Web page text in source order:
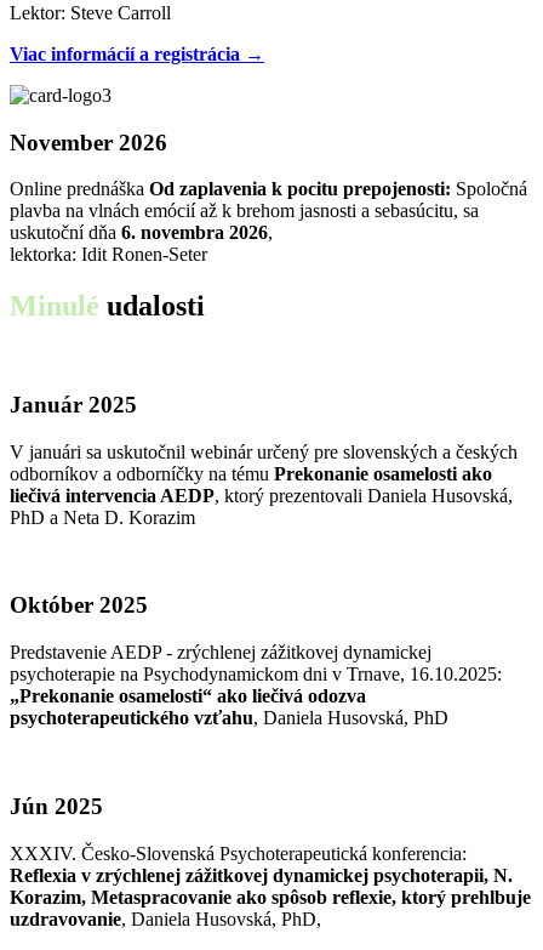
Lektor: Steve Carroll
Viac informácií a registrácia →
November 2026
Online prednáška Od zaplavenia k pocitu prepojenosti: Spoločná
plavba na vlnách emócií až k brehom jasnosti a sebasúcitu, sa
uskutoční dňa 6. novembra 2026,
lektorka: Idit Ronen-Seter
Minulé udalosti
Január 2025
V januári sa uskutočnil webinár určený pre slovenských a českých
odborníkov a odborníčky na tému Prekonanie osamelosti ako
liečivá intervencia AEDP, ktorý prezentovali Daniela Husovská,
PhD a Neta D. Korazim
Október 2025
Predstavenie AEDP - zrýchlenej zážitkovej dynamickej
psychoterapie na Psychodynamickom dni v Trnave, 16.10.2025:
„Prekonanie osamelosti“ ako liečivá odozva
psychoterapeutického vzťahu, Daniela Husovská, PhD
Jún 2025
XXXIV. Česko-Slovenská Psychoterapeutická konferencia:
Reflexia v zrýchlenej zážitkovej dynamickej psychoterapii, N.
Korazim, Metaspracovanie ako spôsob reflexie, ktorý prehlbuje
uzdravovanie, Daniela Husovská, PhD,